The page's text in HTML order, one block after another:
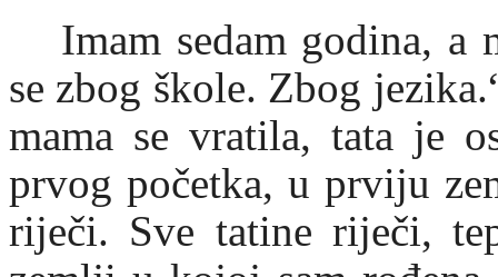
Imam sedam godina, a
se zbog škole. Zbog
mama se vratila, tata je
prvog početka, u prviju
riječi. Sve tatine riječi,